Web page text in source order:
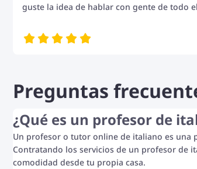
guste la idea de hablar con gente de todo
Preguntas
¿Qué es un profesor de
Un profesor o tutor online de italiano es una
Contratando los servicios de un profesor de
comodidad desde tu propia casa.